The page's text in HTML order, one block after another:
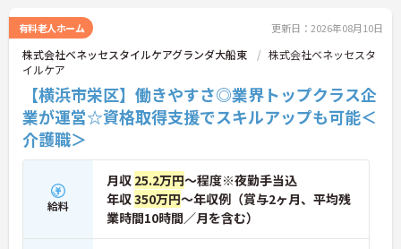
詳細をお話ししますのでお気軽にご相談ください！
有料老人ホーム 更新日：2026年08月10日
株式会社ベネッセスタイルケアグランダ大船東
株式会社ベネッセスタ
イルケア
【横浜市栄区】働きやすさ◎業界トップクラス企
業が運営☆資格取得支援でスキルアップも可能＜
介護職＞
給料
月収 25.2万円～程度※夜勤手当込
年収350万円～年収例（賞与2ヶ月、平均残
業時間10時間／月を含む）